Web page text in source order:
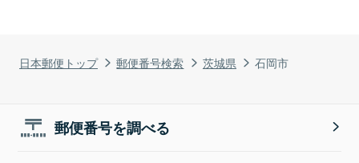
日本郵便トップ 郵便番号検索 茨城県 石岡市
郵便番号を調べる